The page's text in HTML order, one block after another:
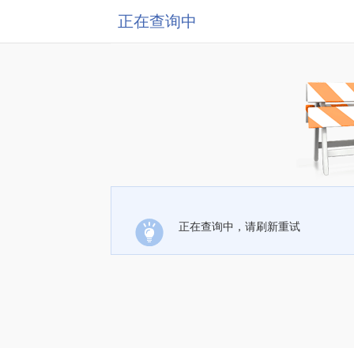
正在查询中
正在查询中，请刷新重试